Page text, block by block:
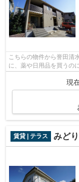
こちらの物件から誉田清
に、薬や日用品を買うの
らの物件には自走式駐車
現
賃貸 | テラス みど